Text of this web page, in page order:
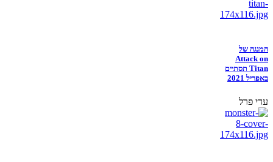
המנגה של
Attack on
Titan תסתיים
באפריל 2021
עדי פרל